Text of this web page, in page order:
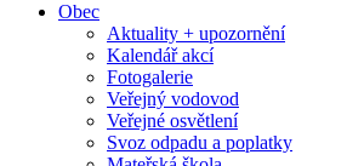
Obec
Aktuality + upozornění
Kalendář akcí
Fotogalerie
Veřejný vodovod
Veřejné osvětlení
Svoz odpadu a poplatky